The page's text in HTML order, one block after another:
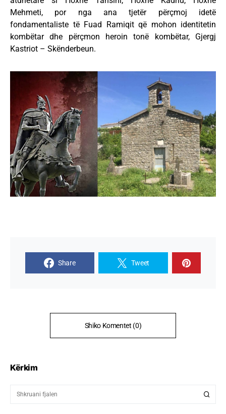
Mehmeti, por nga ana tjetër përçmoj idetë
fondamentaliste të Fuad Ramiqit që mohon identitetin
kombëtar dhe përçmon heroin tonë kombëtar, Gjergj
Kastriot – Skënderbeun.
Share Tweet
Shiko Komentet (0)
Kërkim